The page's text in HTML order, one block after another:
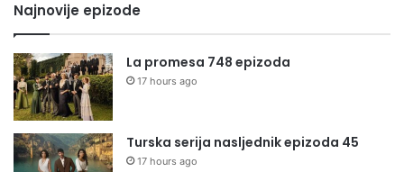
Najnovije epizode
La promesa 748 epizoda
17 hours ago
Turska serija nasljednik epizoda 45
17 hours ago